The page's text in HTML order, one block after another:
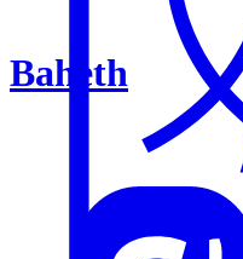
Baheth